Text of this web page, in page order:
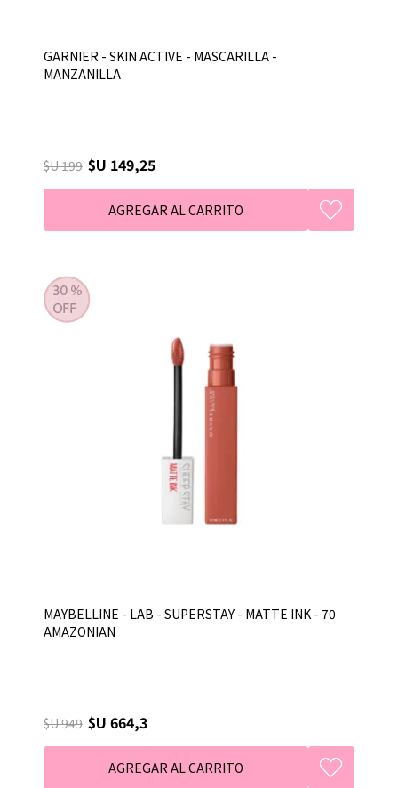
GARNIER - SKIN ACTIVE - MASCARILLA -
MANZANILLA
$U 199 $U 149,25
MAYBELLINE - LAB - SUPERSTAY - MATTE INK - 70
AMAZONIAN
$U 949 $U 664,3